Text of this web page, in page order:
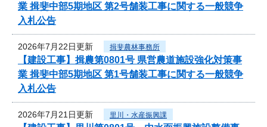
業 揖斐中部5期地区 第2号舗装工事に関する一般競争
入札公告
2026年7月22日更新 揖斐農林事務所
【建設工事】揖農第0801号 県営農道施設強化対策事
業 揖斐中部5期地区 第1号舗装工事に関する一般競争
入札公告
2026年7月21日更新 里川・水産振興課